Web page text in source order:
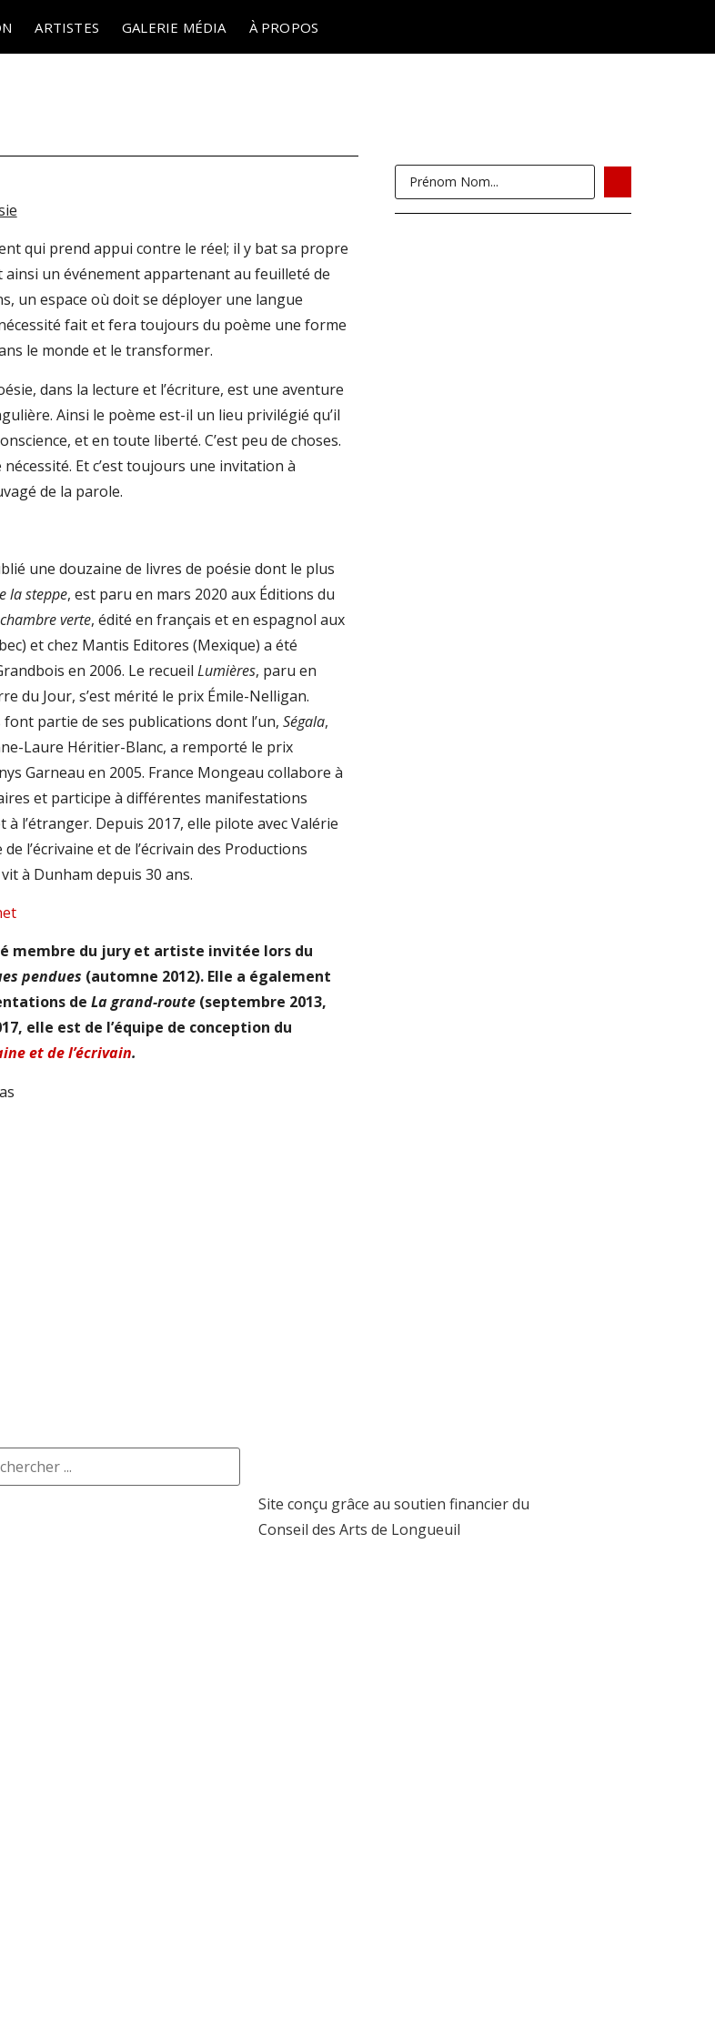
ARTISTES GALERIE MÉDIA À PROPOS
qui prend appui contre le réel; il y bat sa propre
ainsi un événement appartenant au feuilleté de
un espace où doit se déployer une langue
fait et fera toujours du poème une forme
le monde et le transformer.
dans la lecture et l’écriture, est une aventure
Ainsi le poème est-il un lieu privilégié qu’il
et en toute liberté. C’est peu de choses.
nécessité. Et c’est toujours une invitation à
de la parole.
une douzaine de livres de poésie dont le plus
la steppe, est paru en mars 2020 aux Éditions du
verte, édité en français et en espagnol aux
et chez Mantis Editores (Mexique) a été
en 2006. Le recueil Lumières, paru en
du Jour, s’est mérité le prix Émile-Nelligan.
partie de ses publications dont l’un, Ségala,
Laure Héritier-Blanc, a remporté le prix
Garneau en 2005. France Mongeau collabore à
et participe à différentes manifestations
l’étranger. Depuis 2017, elle pilote avec Valérie
l’écrivaine et de l’écrivain des Productions
à Dunham depuis 30 ans.
membre du jury et artiste invitée lors du
pendues (automne 2012). Elle a également
de La grand-route(septembre 2013,
elle est de l’équipe de conception du
et de l’écrivain.
Site conçu grâce au soutien financier du
Conseil des Arts de Longueuil